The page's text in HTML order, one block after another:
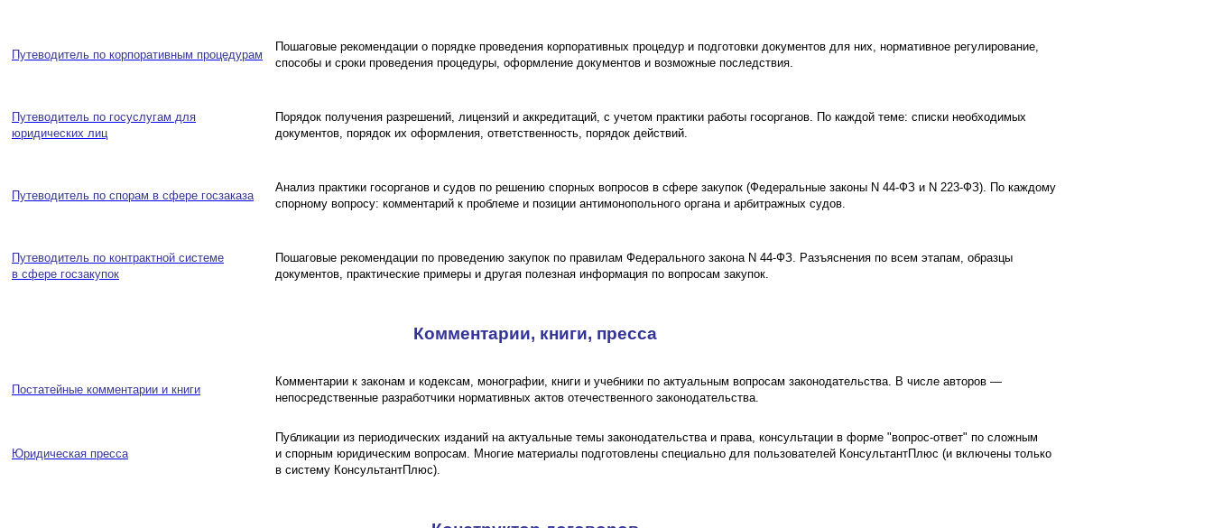
Путеводитель по корпоративным процедурам
Пошаговые рекомендации о порядке проведения корпоративных процедур и подготовки документов для них, нормативное регулирование,
способы и сроки проведения процедуры, оформление документов и возможные последствия.
Путеводитель по госуслугам для
юридических лиц
Порядок получения разрешений, лицензий и аккредитаций, с учетом практики работы госорганов. По каждой теме: списки необходимых
документов, порядок их оформления, ответственность, порядок действий.
Путеводитель по спорам в сфере госзаказа
Анализ практики госорганов и судов по решению спорных вопросов в сфере закупок (Федеральные законы N 44-ФЗ и N 223-ФЗ). По каждому
спорному вопросу: комментарий к проблеме и позиции антимонопольного органа и арбитражных судов.
Путеводитель по контрактной системе
в сфере госзакупок
Пошаговые рекомендации по проведению закупок по правилам Федерального закона N 44-ФЗ. Разъяснения по всем этапам, образцы
документов, практические примеры и другая полезная информация по вопросам закупок.
Комментарии, книги, пресса
Постатейные комментарии и книги
Комментарии к законам и кодексам, монографии, книги и учебники по актуальным вопросам законодательства. В числе авторов —
непосредственные разработчики нормативных актов отечественного законодательства.
Юридическая пресса
Публикации из периодических изданий на актуальные темы законодательства и права, консультации в форме "вопрос-ответ" по сложным
и спорным юридическим вопросам. Многие материалы подготовлены специально для пользователей КонсультантПлюс (и включены только
в систему КонсультантПлюс).